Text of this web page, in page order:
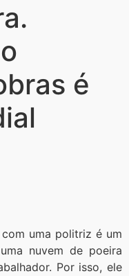
é
uma politriz é um
nuvem de poeira
Por isso, ele